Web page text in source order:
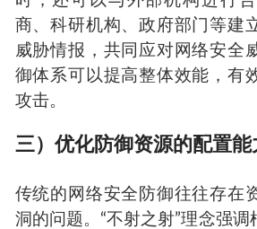
商、科研机构、政府部门等建
威胁情报，共同应对网络安全
御体系可以提高整体效能，有
攻击。
三）优化防御资源的配置能
传统的网络安全防御往往存在
洞的问题。“不射之射”理念强调